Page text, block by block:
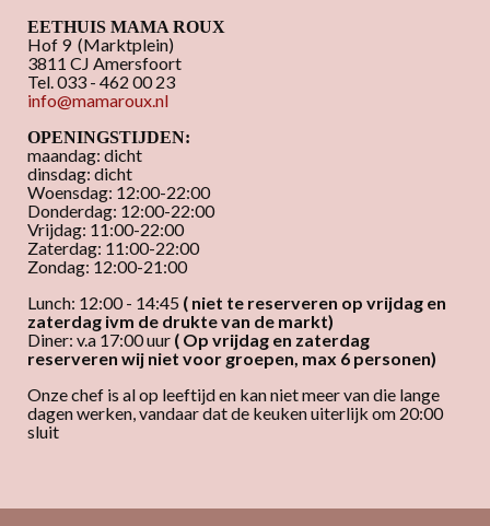
EETHUIS MAMA ROUX
Hof 9 (Marktplein)
3811 CJ Amersfoort
Tel. 033 - 462 00 23
info@mamaroux.nl
OPENINGSTIJDEN:
maandag: dicht
dinsdag: dicht
Woensdag: 12:00-22:00
Donderdag: 12:00-22:00
Vrijdag: 11:00-22:00
Zaterdag: 11:00-22:00
Zondag: 12:00-21:00
Lunch: 12:00 - 14:45 ( niet te reserveren op vrijdag en
zaterdag ivm de drukte van de markt)
Diner: v.a 17:00 uur ( Op vrijdag en zaterdag
reserveren wij niet voor groepen, max 6 personen)
Onze chef is al op leeftijd en kan niet meer van die lange
dagen werken, vandaar dat de keuken uiterlijk om 20:00
sluit